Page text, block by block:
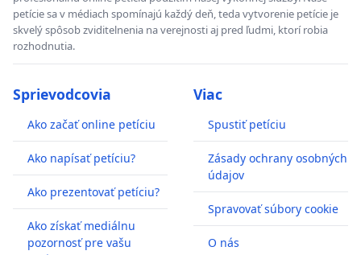
petície sa v médiach spomínajú každý deň, teda vytvorenie petície je
skvelý spôsob zviditelnenia na verejnosti aj pred ľudmi, ktorí robia
rozhodnutia.
Sprievodcovia
Ako začať online petíciu
Ako napísať petíciu?
Ako prezentovať petíciu?
Ako získať mediálnu
pozornosť pre vašu
Viac
Spustiť petíciu
Zásady ochrany osobných
údajov
Spravovať súbory cookie
O nás